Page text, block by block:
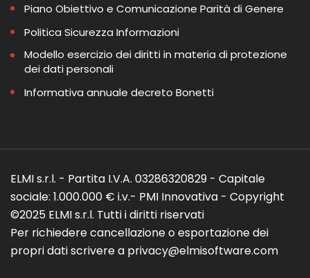
Piano Obiettivo e Comunicazione Parità di Genere
Politica Sicurezza Informazioni
Modello esercizio dei diritti in materia di protezione
dei dati personali
Informativa annuale decreto Bonetti
ELMI s.r.l. - Partita I.V.A. 03286320829 - Capitale
sociale: 1.000.000 € i.v.- PMI Innovativa - Copyright
©2025 ELMI s.r.l. Tutti i diritti riservati
Per richiedere cancellazione o esportazione dei
propri dati scrivere a privacy@elmisoftware.com